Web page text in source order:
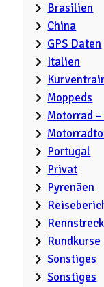
Brasilien
China
GPS Daten
Italien
Moppeds
Motorrad
Portugal
Privat
Pyrenäen
Rundkurse
Sonstiges
Sonstiges